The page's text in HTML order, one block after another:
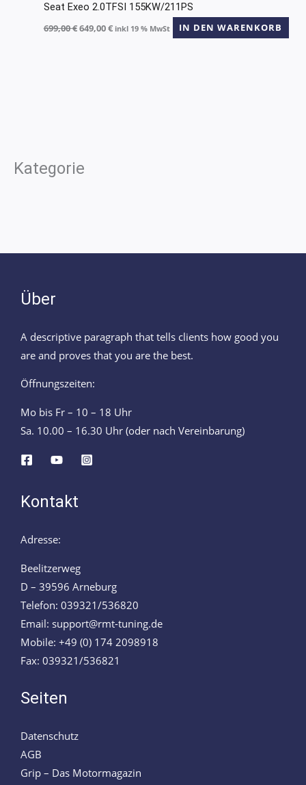
Kategorie
Seat Exeo 2.0TFSI 155KW/211PS
699,00€649,00€ inkl 19 % MwSt IN DEN WARENKORB
Über
A descriptive paragraph that tells clients how good you
are and proves that you are the best.
Öffnungszeiten:
Mo bis Fr – 10 – 18 Uhr
Sa. 10.00 – 16.30 Uhr (oder nach Vereinbarung)
Kontakt
Adresse:
Beelitzerweg
D – 39596 Arneburg
Telefon: 039321/536820
Email: support@rmt-tuning.de
Mobile: +49 (0) 174 2098918
Fax: 039321/536821
Seiten
Datenschutz
AGB
Grip – Das Motormagazin